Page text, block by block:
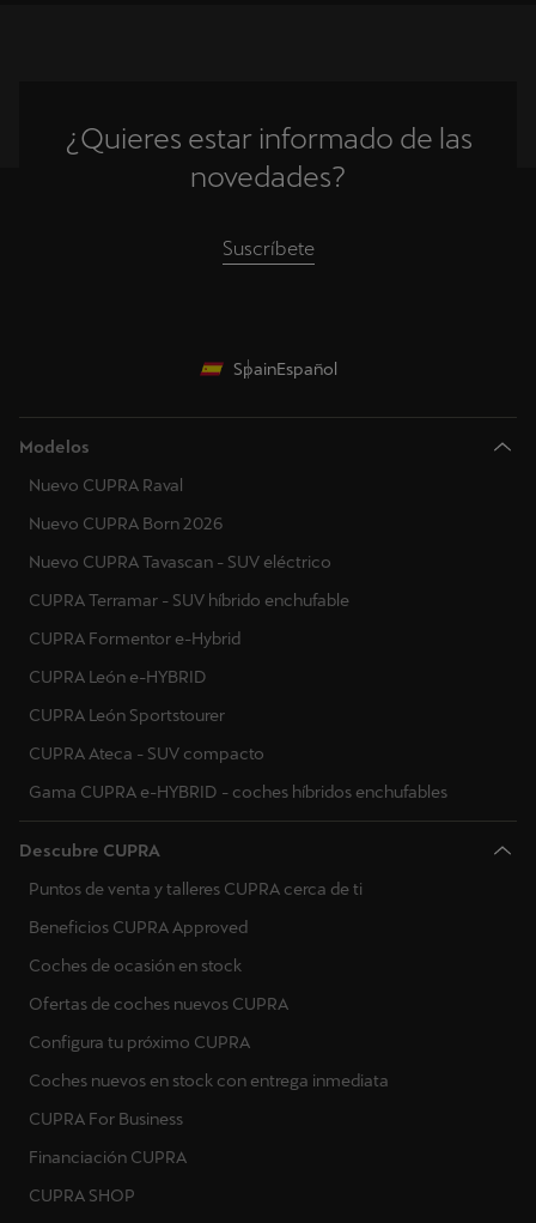
¿Quieres estar informado de las
novedades?
Suscríbete
SpainEspañol
Modelos
Nuevo CUPRA Raval
Nuevo CUPRA Born 2026
Nuevo CUPRA Tavascan - SUV eléctrico
CUPRA Terramar - SUV híbrido enchufable
CUPRA Formentor e-Hybrid
CUPRA León e-HYBRID
CUPRA León Sportstourer
CUPRA Ateca - SUV compacto
Gama CUPRA e-HYBRID - coches híbridos enchufables
Descubre CUPRA
Puntos de venta y talleres CUPRA cerca de ti
Beneficios CUPRA Approved
Coches de ocasión en stock
Ofertas de coches nuevos CUPRA
Configura tu próximo CUPRA
Coches nuevos en stock con entrega inmediata
CUPRA For Business
Financiación CUPRA
CUPRA SHOP